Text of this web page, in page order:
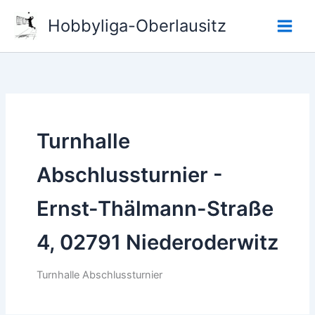
Inhalt
springen
Hobbyliga-Oberlausitz
Turnhalle
Abschlussturnier -
Ernst-Thälmann-Straße
4, 02791 Niederoderwitz
Turnhalle Abschlussturnier